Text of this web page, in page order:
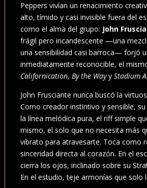
Peppers vivían un renacimiento
alto, tímido y casi invisible fuera del
como el alma del grupo: John
frágil pero incandescente —una
una sensibilidad casi barroca— forjó
inmediatamente reconocible, el
Californication, By the Wayy Stadium
John Frusciante nunca buscó la
Como creador instintivo y sensible,
la línea melódica pura, el riff simple
mismo, el solo que no necesita más
vibrato para atravesarte. Toca como
sinceridad directa al corazón. En el
cierra los ojos, inclinado sobre su
En el estudio, teje armonías que solo